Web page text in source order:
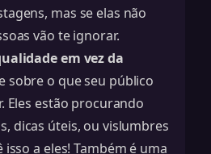
mas se elas não
vão te ignorar.
em vez da
sobre o que seu público
Eles estão procurando
dicas úteis, ou vislumbres
a eles! Também é uma